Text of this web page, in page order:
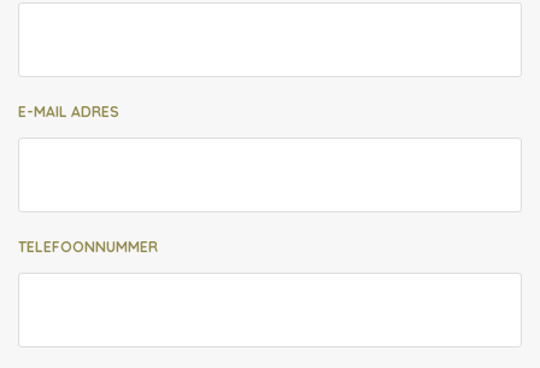
E-MAIL ADRES
TELEFOONNUMMER